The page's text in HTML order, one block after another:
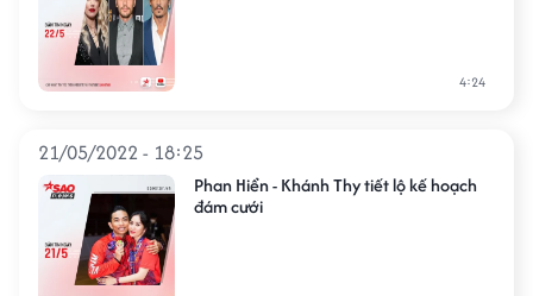
4:24
21/05/2022 - 18:25
Phan Hiển - Khánh Thy tiết lộ kế hoạch
đám cưới